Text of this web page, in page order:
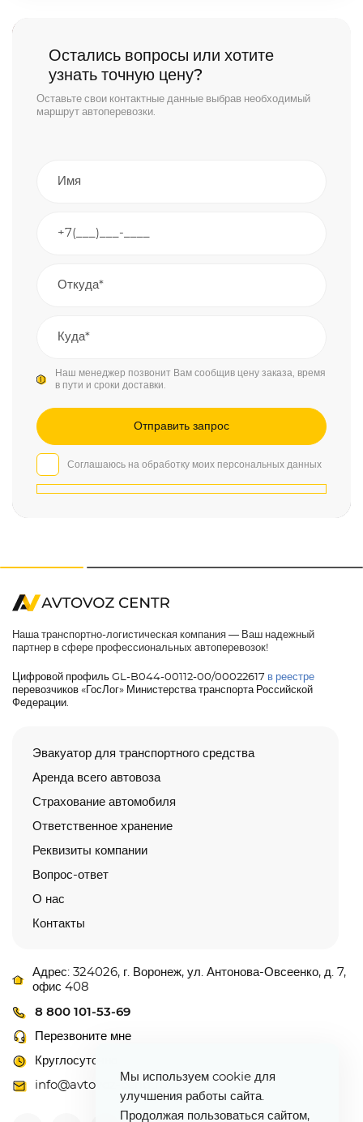
Остались вопросы или хотите
узнать точную цену?
Оставьте свои контактные данные выбрав необходимый
маршрут автоперевозки.
Наш менеджер позвонит Вам сообщив цену заказа, время
в пути и сроки доставки.
Соглашаюсь на обработку моих персональных данных
Наша транспортно-логистическая компания — Ваш надежный
партнер в сфере профессиональных автоперевозок!
Цифровой профиль GL-B044-00112-00/00022617 в реестре
перевозчиков «ГосЛог» Министерства транспорта Российской
Федерации.
Эвакуатор для транспортного средства
Аренда всего автовоза
Страхование автомобиля
Ответственное хранение
Реквизиты компании
Вопрос-ответ
О нас
Контакты
Адрес: 324026, г. Воронеж, ул. Антонова-Овсеенко, д. 7,
офис 408
8 800 101-53-69
Перезвоните мне
Круглосуточно
info@avtovoz-centr.ru
Мы используем cookie для
улучшения работы сайта.
Продолжая пользоваться сайтом,